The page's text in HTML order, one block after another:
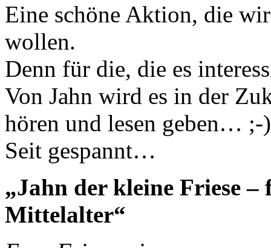
Eine schöne Aktion, die
wollen.
Denn für die, die es
Von Jahn wird es in der
hören und lesen geben… ;-)
Seit gespannt…
„Jahn der kleine Friese
Mittelalter“